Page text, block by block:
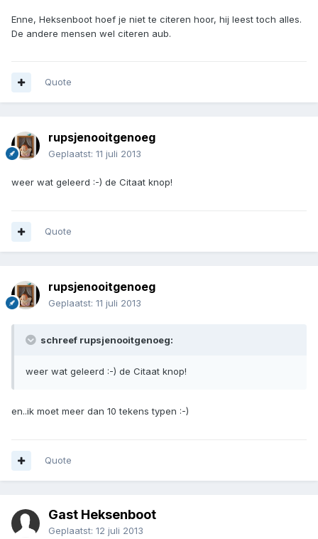
Enne, Heksenboot hoef je niet te citeren hoor, hij leest toch alles.
De andere mensen wel citeren aub.
Quote
rupsjenooitgenoeg
Geplaatst: 11 juli 2013
weer wat geleerd :-) de Citaat knop!
Quote
rupsjenooitgenoeg
Geplaatst: 11 juli 2013
schreef rupsjenooitgenoeg:
weer wat geleerd :-) de Citaat knop!
en..ik moet meer dan 10 tekens typen :-)
Quote
Gast Heksenboot
Geplaatst: 12 juli 2013